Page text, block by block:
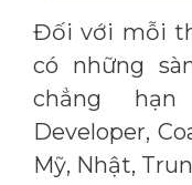
Đối với mỗi
có những
chẳng
Developer,
Mỹ, Nhật,